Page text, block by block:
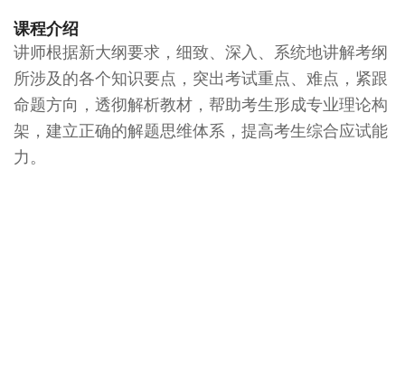
课程介绍
讲师根据新大纲要求，细致、深入、系统地讲解考纲
所涉及的各个知识要点，突出考试重点、难点，紧跟
命题方向，透彻解析教材，帮助考生形成专业理论构
架，建立正确的解题思维体系，提高考生综合应试能
力。